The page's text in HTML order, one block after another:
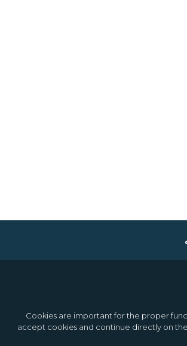
Cookies are important for the proper
accept cookies and continue directly on